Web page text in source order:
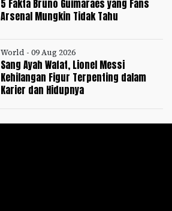
5 Fakta Bruno Guimaraes yang Fans
Arsenal Mungkin Tidak Tahu
World - 09 Aug 2026
Sang Ayah Wafat, Lionel Messi
Kehilangan Figur Terpenting dalam
Karier dan Hidupnya